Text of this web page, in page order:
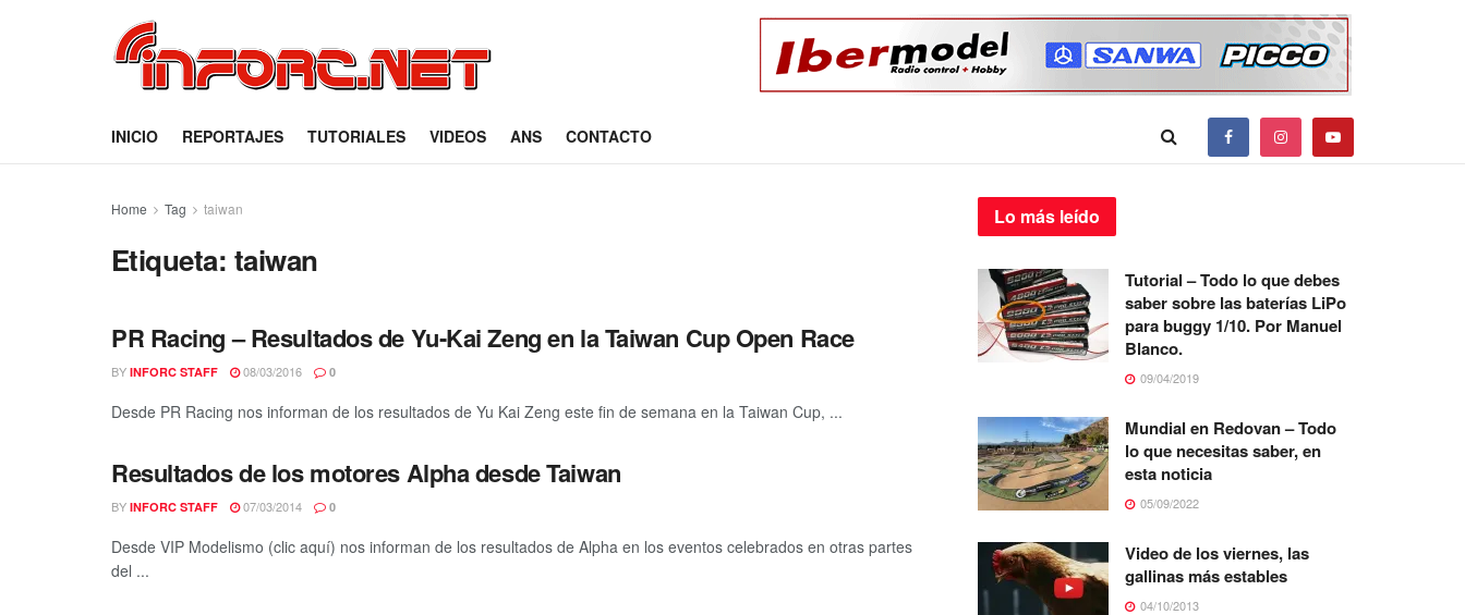
INICIO REPORTAJES TUTORIALES VIDEOS ANS CONTACTO
Home Tag taiwan
Etiqueta: taiwan
PR Racing – Resultados de Yu-Kai Zeng en la Taiwan Cup Open Race
BY INFORC STAFF 08/03/2016 0
Desde PR Racing nos informan de los resultados de Yu Kai Zeng este fin de semana en la Taiwan Cup, ...
Resultados de los motores Alpha desde Taiwan
BY INFORC STAFF 07/03/2014 0
Desde VIP Modelismo (clic aquí) nos informan de los resultados de Alpha en los eventos celebrados en otras partes
del ...
Lo más leído
Tutorial – Todo lo que debes
saber sobre las baterías LiPo
para buggy 1/10. Por Manuel
Blanco.
09/04/2019
Mundial en Redovan – Todo
lo que necesitas saber, en
esta noticia
05/09/2022
Video de los viernes, las
gallinas más estables
04/10/2013